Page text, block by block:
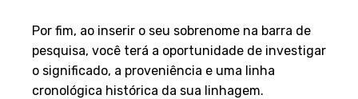
Por fim, ao inserir o seu sobrenome na barra de
pesquisa, você terá a oportunidade de investigar
o significado, a proveniência e uma linha
cronológica histórica da sua linhagem.